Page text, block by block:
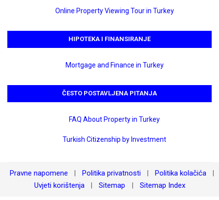
Online Property Viewing Tour in Turkey
HIPOTEKA I FINANSIRANJE
Mortgage and Finance in Turkey
ČESTO POSTAVLJENA PITANJA
FAQ About Property in Turkey
Turkish Citizenship by Investment
Pravne napomene | Politika privatnosti | Politika kolačića |
Uvjeti korištenja | Sitemap | Sitemap Index